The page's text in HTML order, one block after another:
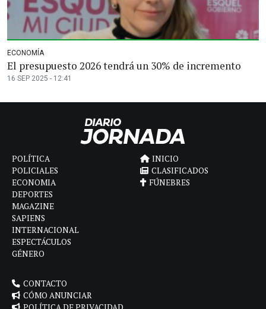
ECONOMÍA
El presupuesto 2026 tendrá un 30% de incremento
16 SEP 2025 - 12:41
POLÍTICA
POLICIALES
ECONOMIA
DEPORTES
MAGAZINE
SAPIENS
INTERNACIONAL
ESPECTÁCULOS
GÉNERO
INICIO
CLASIFICADOS
FÚNEBRES
CONTACTO
CÓMO ANUNCIAR